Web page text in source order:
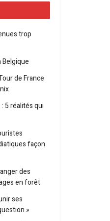
trop
de France
5 réalités qui
façon
des
en forêt
ses
»